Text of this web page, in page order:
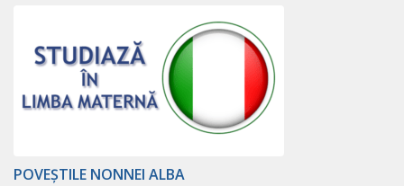
POVEȘTILE NONNEI ALBA